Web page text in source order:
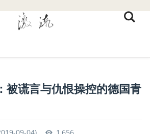
被谎言与仇恨操控的德国青